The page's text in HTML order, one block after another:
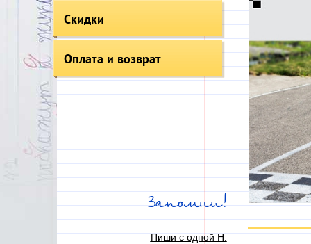
Скидки
Оплата и возврат
Запомни!
Пиши с одной Н: